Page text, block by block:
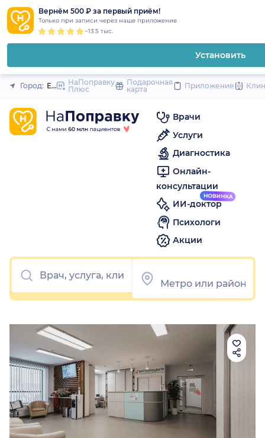
Вернём 500 ₽ за первый приём!
Только при записи через наше приложение
~13.5 тыс.
Установить
Закрыть
Город: Екатеринбург
НаПоправку
Плюс
Подарочная
карта
Приложение
Врачи
Услуги
Диагностика
Онлайн-
консультации
ИИ-доктор
Психологи
Акции